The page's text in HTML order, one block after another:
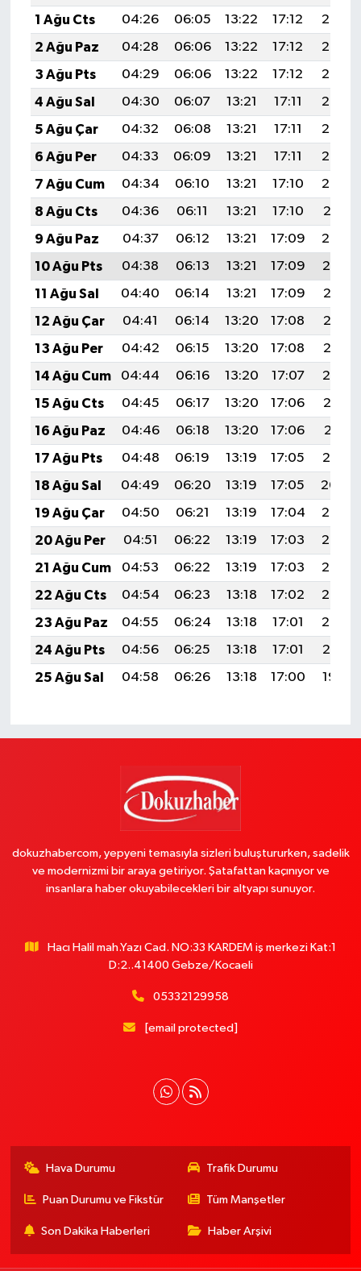
1 Ağu Cts
04:26 06:05 13:22 17:12
20:29
2 Ağu Paz
04:28 06:06 13:22 17:12
20:28
3 Ağu Pts
04:29 06:06 13:22 17:12
20:27
4 Ağu Sal
04:30 06:07 13:21 17:11
20:26
5 Ağu Çar
04:32 06:08 13:21 17:11
20:25
6 Ağu Per
04:33 06:09 13:21 17:11
20:24
7 Ağu Cum
04:34 06:10 13:21 17:10
20:22
8 Ağu Cts
04:36 06:11 13:21 17:10
20:21
9 Ağu Paz
04:37 06:12 13:21 17:09
20:20
10 Ağu Pts
04:38 06:13 13:21 17:09
20:19
11 Ağu Sal
04:40 06:14 13:21 17:09
20:18
12 Ağu Çar
04:41 06:14 13:20 17:08
20:17
13 Ağu Per
04:42 06:15 13:20 17:08
20:15
14 Ağu Cum
04:44 06:16 13:20 17:07
20:14
15 Ağu Cts
04:45 06:17 13:20 17:06
20:13
16 Ağu Paz
04:46 06:18 13:20 17:06
20:11
17 Ağu Pts
04:48 06:19 13:19 17:05
20:10
18 Ağu Sal
04:49 06:20 13:19 17:05
20:09
19 Ağu Çar
04:50 06:21 13:19 17:04
20:07
20 Ağu Per
04:51 06:22 13:19 17:03
20:06
21 Ağu Cum
04:53 06:22 13:19 17:03
20:05
22 Ağu Cts
04:54 06:23 13:18 17:02
20:03
23 Ağu Paz
04:55 06:24 13:18 17:01
20:02
24 Ağu Pts
04:56 06:25 13:18 17:01
20:01
25 Ağu Sal
04:58 06:26 13:18 17:00 19:59
dokuzhabercom, yepyeni temasıyla sizleri buluştururken, sadelik
ve modernizmi bir araya getiriyor. Şatafattan kaçınıyor ve
insanlara haber okuyabilecekleri bir altyapı sunuyor.
Hacı Halil mah.Yazı Cad. NO:33 KARDEM iş merkezi Kat:1
D:2..41400 Gebze/Kocaeli
05332129958
[email protected]
Hava Durumu Trafik Durumu
Puan Durumu ve Fikstür Tüm Manşetler
Son Dakika Haberleri Haber Arşivi